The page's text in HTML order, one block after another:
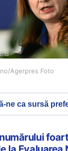
Agerpres Foto
ne ca sursă
numărului